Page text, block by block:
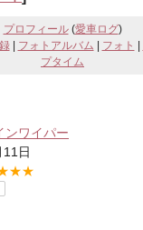
プロフィール(愛車ログ)
| フォトアルバム フォト
プタイム
ンワイパー
日